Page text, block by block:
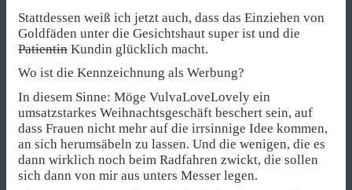
Stattdessen weiß ich jetzt auch, dass das Einziehen von
Goldfäden unter die Gesichtshaut super ist und die
Patientin Kundin glücklich macht.
Wo ist die Kennzeichnung als Werbung?
In diesem Sinne: Möge VulvaLoveLovely ein
umsatzstarkes Weihnachtsgeschäft beschert sein, auf
dass Frauen nicht mehr auf die irrsinnige Idee kommen,
an sich herumsäbeln zu lassen. Und die wenigen, die es
dann wirklich noch beim Radfahren zwickt, die sollen
sich dann von mir aus unters Messer legen.